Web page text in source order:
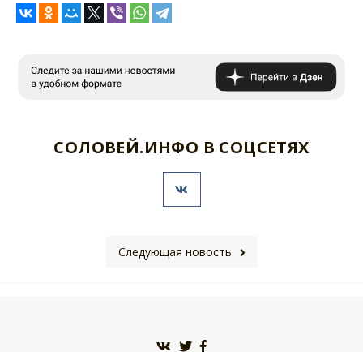
СОЛОВЕЙ.ИНФО В СОЦСЕТЯХ
Следующая новость